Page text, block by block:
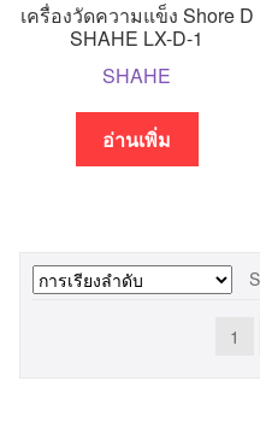
เครื่องวัดความแข็ง Shore D
SHAHE LX-D-1
SHAHE
อ่านเพิ่ม
1